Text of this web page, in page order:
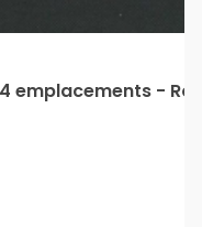
emplacements -